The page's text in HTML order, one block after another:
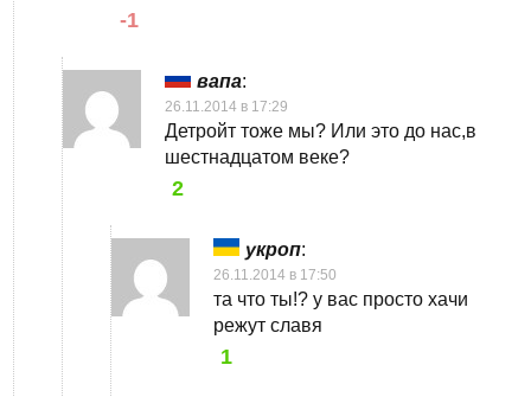
-1
вапа:
26.11.2014 в 17:29
Детройт тоже мы? Или это до нас,в
шестнадцатом веке?
2
укроп:
26.11.2014 в 17:50
та что ты!? у вас просто хачи
режут славя
1